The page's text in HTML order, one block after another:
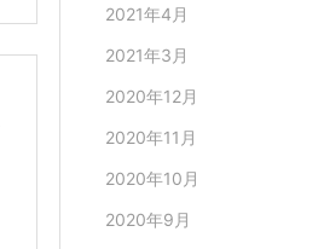
2021年4月
2021年3月
2020年12月
2020年11月
2020年10月
2020年9月